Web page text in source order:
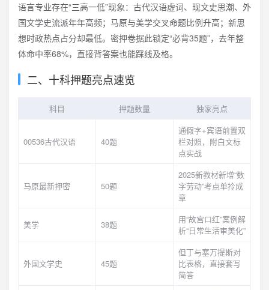
语言专业存在“三高一低”现象：古代汉语虚词、现文史思潮、外
国文学史流派年年高频；马原与美学交叉命题比例升高；新思
想时政热点占分却最低。密押卷据此锁定“必背35题”，去年整
体命中率68%，直接背答案也能踩线及格。
二、十科押题亮点速览
科目 押题数量 独家亮点
00536古代汉语 40题
通假字+宾语前置双
栏对照，附白文标
点实战
马原最新押密 50题
2025新教材新增“数
字劳动”考点单拎成
章
美学 38题
用“故宫口红”案例解
析“日常生活审美化”
外国文学史 45题
但丁与塞万提斯对
比表格，直接套写
简答